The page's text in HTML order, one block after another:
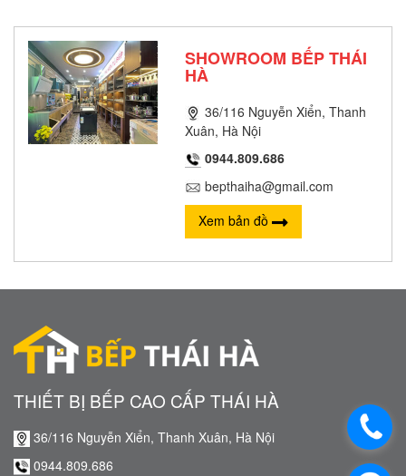
SHOWROOM BẾP THÁI
HÀ
36/116 Nguyễn Xiển, Thanh
Xuân, Hà Nội
0944.809.686
bepthaiha@gmail.com
Xem bản đồ
THIẾT BỊ BẾP CAO CẤP THÁI HÀ
36/116 Nguyễn Xiển, Thanh Xuân, Hà Nội
0944.809.686